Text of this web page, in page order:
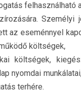
az eseménnyel
költségek,
költségek,
nyomdai
terhére.